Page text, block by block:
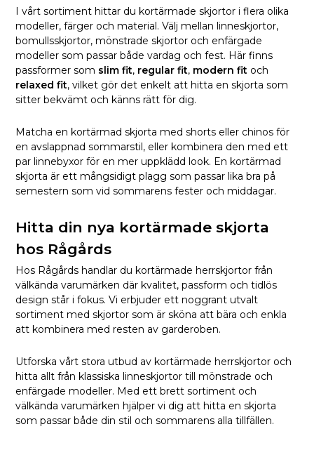
I vårt sortiment hittar du kortärmade skjortor i flera olika
modeller, färger och material. Välj mellan linneskjortor,
bomullsskjortor, mönstrade skjortor och enfärgade
modeller som passar både vardag och fest. Här finns
passformer som slim fit, regular fit, modern fit och
relaxed fit, vilket gör det enkelt att hitta en skjorta som
sitter bekvämt och känns rätt för dig.
Matcha en kortärmad skjorta med shorts eller chinos för
en avslappnad sommarstil, eller kombinera den med ett
par linnebyxor för en mer uppklädd look. En kortärmad
skjorta är ett mångsidigt plagg som passar lika bra på
semestern som vid sommarens fester och middagar.
Hitta din nya kortärmade skjorta
hos Rågårds
Hos Rågårds handlar du kortärmade herrskjortor från
välkända varumärken där kvalitet, passform och tidlös
design står i fokus. Vi erbjuder ett noggrant utvalt
sortiment med skjortor som är sköna att bära och enkla
att kombinera med resten av garderoben.
Utforska vårt stora utbud av kortärmade herrskjortor och
hitta allt från klassiska linneskjortor till mönstrade och
enfärgade modeller. Med ett brett sortiment och
välkända varumärken hjälper vi dig att hitta en skjorta
som passar både din stil och sommarens alla tillfällen.